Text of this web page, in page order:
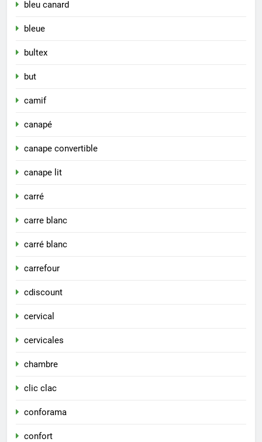
bleu canard
bleue
bultex
but
camif
canapé
canape convertible
canape lit
carré
carre blanc
carré blanc
carrefour
cdiscount
cervical
cervicales
chambre
clic clac
conforama
confort